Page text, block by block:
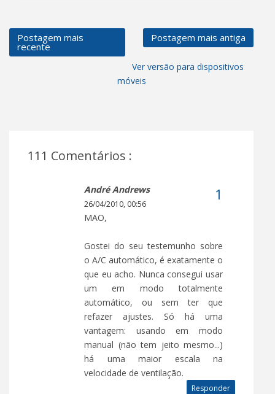
Postagem mais
recente
Postagem mais antiga
Ver versão para dispositivos
móveis
111 Comentários :
André Andrews
26/04/2010, 00:56
MAO,
Gostei do seu testemunho sobre
o A/C automático, é exatamente o
que eu acho. Nunca consegui usar
um em modo totalmente
automático, ou sem ter que
refazer ajustes. Só há uma
vantagem: usando em modo
manual (não tem jeito mesmo...)
há uma maior escala na
velocidade de ventilação.
Responder